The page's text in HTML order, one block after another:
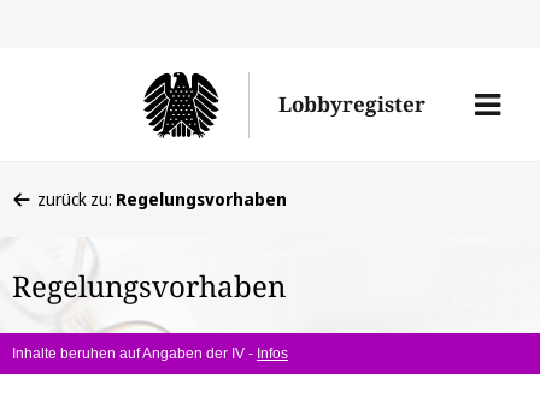
Lobbyregister
Menü
befinden
hier:
zurück zu: Regelungsvorhaben
Regelungsvorhaben
Inhalte beruhen auf Angaben der IV - Infos